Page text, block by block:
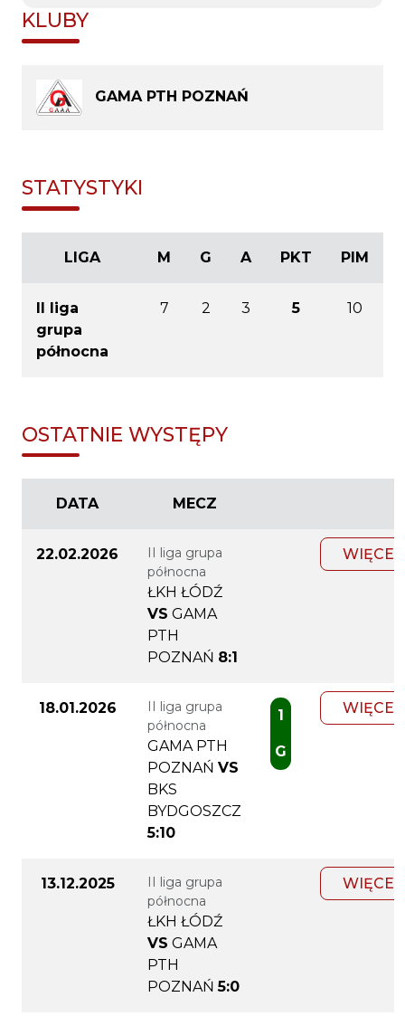
KLUBY
GAMA PTH POZNAŃ
STATYSTYKI
LIGA M G A PKT PIM
II liga
grupa
północna
7 2 3 5 10
OSTATNIE WYSTĘPY
DATA MECZ
22.02.2026
II liga grupa
północna
ŁKH ŁÓDŹ
VS GAMA
PTH
POZNAŃ 8:1
WIĘCEJ
18.01.2026
II liga grupa
północna
GAMA PTH
POZNAŃ VS
BKS
BYDGOSZCZ
5:10
1
G
WIĘCEJ
13.12.2025
II liga grupa
północna
ŁKH ŁÓDŹ
VS GAMA
PTH
POZNAŃ 5:0
WIĘCEJ